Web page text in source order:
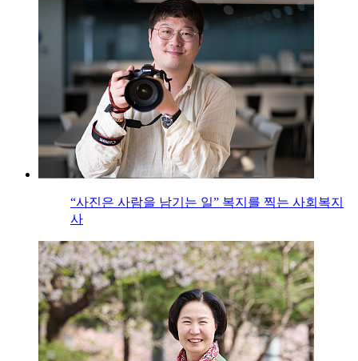
“사진은 사람을 남기는 일” 복지를 찍는 사회복지
사